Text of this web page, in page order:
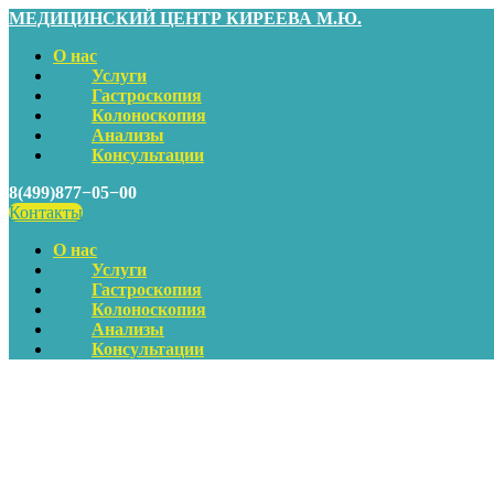
МЕДИЦИНСКИЙ ЦЕНТР КИРЕЕВА М.Ю.
О нас
Услуги
Гастроскопия
Колоноскопия
Анализы
Консультации
8(499)877−05−00
Контакты
О нас
Услуги
Гастроскопия
Колоноскопия
Анализы
Консультации